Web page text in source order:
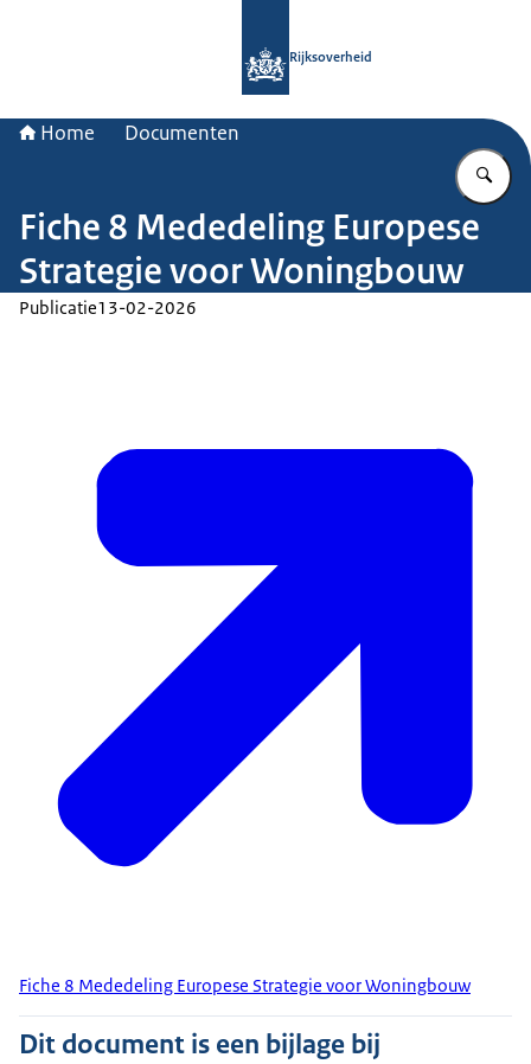
Rijksoverheid
Home Documenten
Fiche 8 Mededeling Europese
Strategie voor Woningbouw
Publicatie13-02-2026
Fiche 8 Mededeling Europese Strategie voor Woningbouw
Dit document is een bijlage bij